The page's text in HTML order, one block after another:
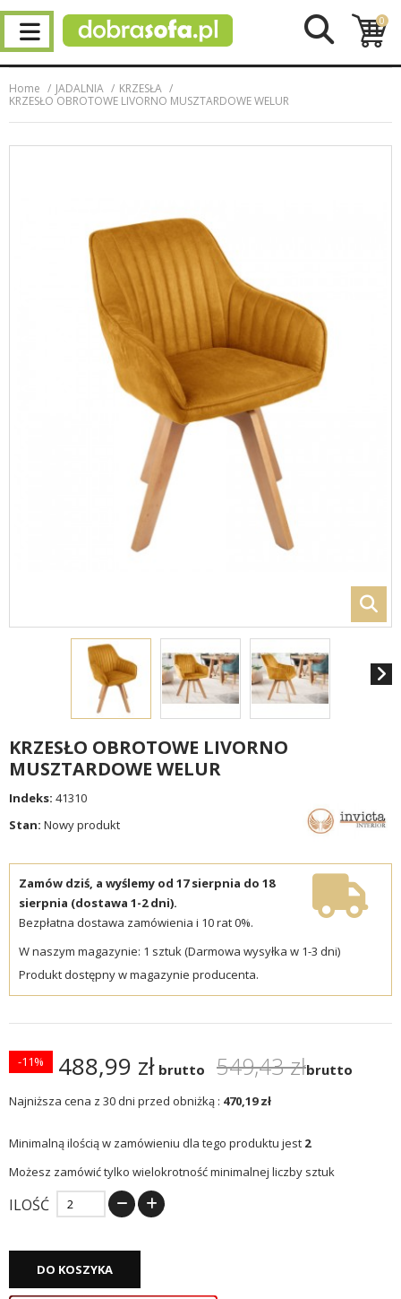
0
Home JADALNIA
KRZESŁA
KRZESŁO OBROTOWE LIVORNO MUSZTARDOWE WELUR
KRZESŁO OBROTOWE LIVORNO
MUSZTARDOWE WELUR
Indeks: 41310
Stan: Nowy produkt
Zamów dziś, a wyślemy od 17 sierpnia do 18
sierpnia (dostawa 1-2 dni).
Bezpłatna dostawa zamówienia i 10 rat 0%.
W naszym magazynie: 1 sztuk (Darmowa wysyłka w 1-3 dni)
Produkt dostępny w magazynie producenta.
488,99 zł brutto 549,43 złbrutto
-11%
Najniższa cena z 30 dni przed obniżką : 470,19 zł
Minimalną ilością w zamówieniu dla tego produktu jest 2
Możesz zamówić tylko wielokrotność minimalnej liczby sztuk
ILOŚĆ
DO KOSZYKA